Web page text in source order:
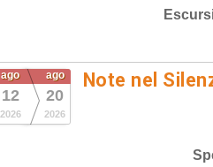
ago
12
2026
ago
20
2026
Note nel